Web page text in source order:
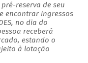
reserva de seu
encontrar ingressos
no dia do
receberá
estando o
à lotação